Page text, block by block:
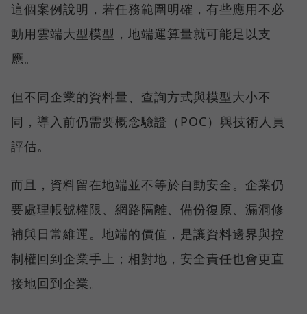
這個案例說明，若任務範圍明確，有些應用不必
動用雲端大型模型，地端運算量就可能足以支
應。
但不同企業的資料量、查詢方式與模型大小不
同，導入前仍需要概念驗證（POC）與技術人員
評估。
而且，資料留在地端並不等於自動安全。企業仍
要處理帳號權限、網路隔離、備份復原、漏洞修
補與日常維運。地端的價值，是讓資料邊界與控
制權回到企業手上；相對地，安全責任也會更直
接地回到企業。